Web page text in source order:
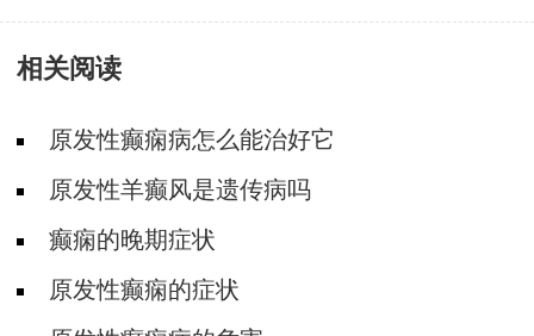
相关阅读
原发性癫痫病怎么能治好它
原发性羊癫风是遗传病吗
癫痫的晚期症状
原发性癫痫的症状